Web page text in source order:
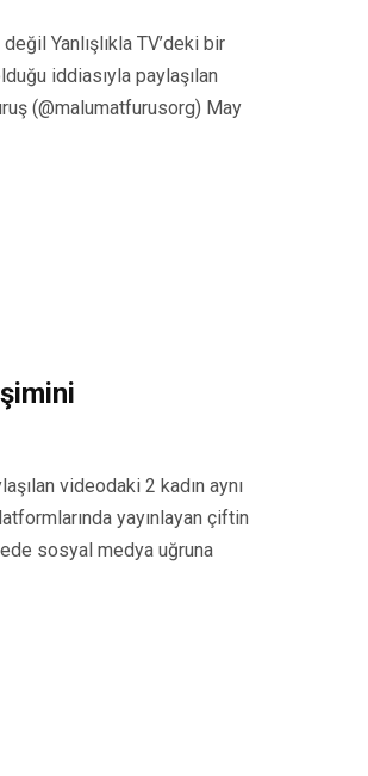
Yanlışlıkla TV’deki bir
iddiasıyla paylaşılan
(@malumatfurusorg) May
videodaki 2 kadın aynı
yayınlayan çiftin
sosyal medya uğruna